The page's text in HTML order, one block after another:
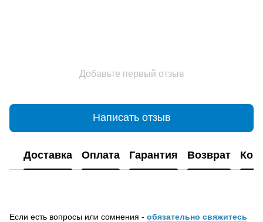
Добавьте первый отзыв
Написать отзыв
Доставка Оплата Гарантия Возврат
Если есть вопросы или сомнения - обязательно свяжитесь